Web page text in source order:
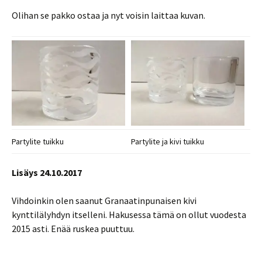
Olihan se pakko ostaa ja nyt voisin laittaa kuvan.
Partylite tuikku Partylite ja kivi tuikku
Lisäys 24.10.2017
Vihdoinkin olen saanut Granaatinpunaisen kivi
kynttilälyhdyn itselleni. Hakusessa tämä on ollut vuodesta
2015 asti. Enää ruskea puuttuu.